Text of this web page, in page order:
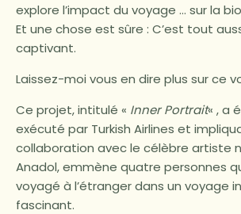
explore l’impact du voyage … sur la
Et une chose est sûre : C’est tout
captivant.
Laissez-moi vous en dire plus sur ce
Ce projet, intitulé « Inner Portrait« , a
exécuté par Turkish Airlines et
collaboration avec le célèbre artiste
Anadol, emmène quatre personnes
voyagé à l’étranger dans un voyage
fascinant.